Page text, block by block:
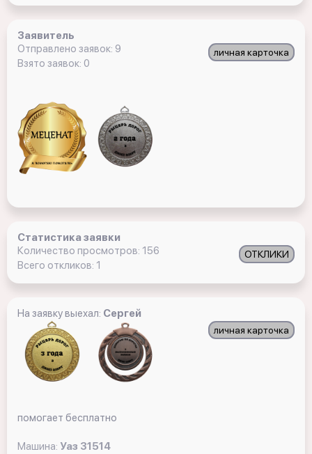
Заявитель
личная карточка
Отправлено заявок: 9
Взято заявок: 0
Статистика заявки
ОТКЛИКИ
Количество просмотров: 156
Всего откликов: 1
На заявку выехал: Сергей
личная карточка
помогает бесплатно
Машина: Уаз 31514